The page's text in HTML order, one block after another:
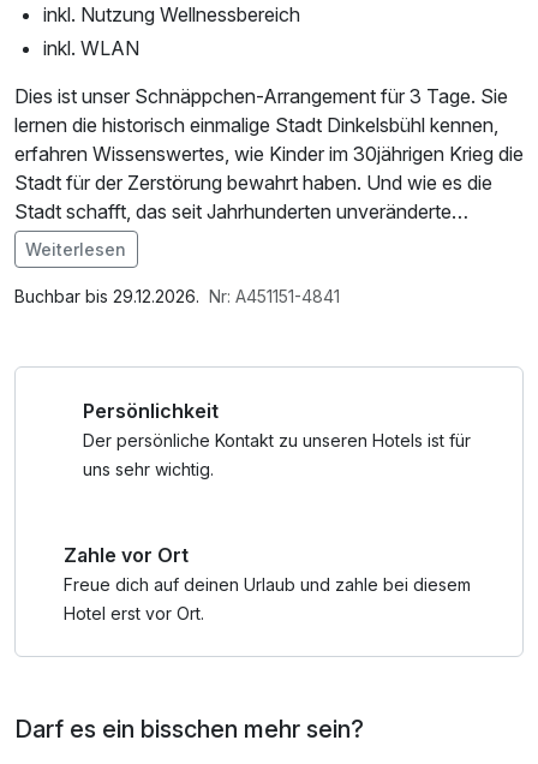
inkl. Nutzung Wellnessbereich
inkl. WLAN
Dies ist unser Schnäppchen-Arrangement für 3 Tage. Sie
lernen die historisch einmalige Stadt Dinkelsbühl kennen,
erfahren Wissenswertes, wie Kinder im 30jährigen Krieg die
Stadt für der Zerstörung bewahrt haben. Und wie es die
Stadt schafft, das seit Jahrhunderten unveränderte
Stadtbild zu bewahren.
Dazu werden Sie von uns mit reichhaltigem Frühstück und
typisch regionalen 3-Gang-Menus verwöhnt.
Im Angebot enthalten
1 x Welcome Drink, Nutzung des Wellnessbereichs, W-
Weiterlesen
Buchbar bis 29.12.2026. Nr: A451151-4841
Persönlichkeit
Der persönliche Kontakt zu unseren Hotels ist für
uns sehr wichtig.
Zahle vor Ort
Freue dich auf deinen Urlaub und zahle bei diesem
Hotel erst vor Ort.
Darf es ein bisschen mehr sein?